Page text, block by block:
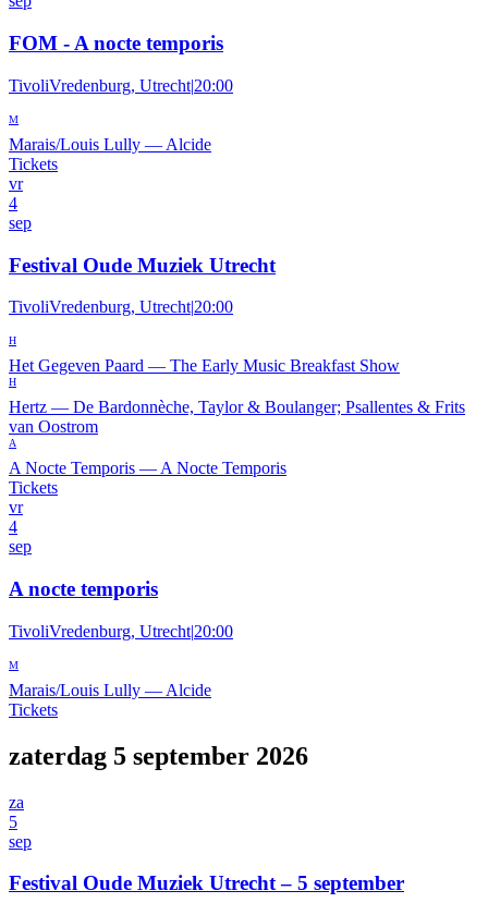
FOM - A nocte temporis
TivoliVredenburg, Utrecht|20:00
M
Marais/Louis Lully — Alcide
Tickets
vr
4
sep
Festival Oude Muziek Utrecht
TivoliVredenburg, Utrecht|20:00
H
Het Gegeven Paard — The Early Music Breakfast Show
H
Hertz — De Bardonnèche, Taylor & Boulanger; Psallentes & Frits
van Oostrom
A
A Nocte Temporis — A Nocte Temporis
Tickets
vr
4
sep
A nocte temporis
TivoliVredenburg, Utrecht|20:00
M
Marais/Louis Lully — Alcide
Tickets
zaterdag 5 september 2026
za
5
sep
Festival Oude Muziek Utrecht – 5 september